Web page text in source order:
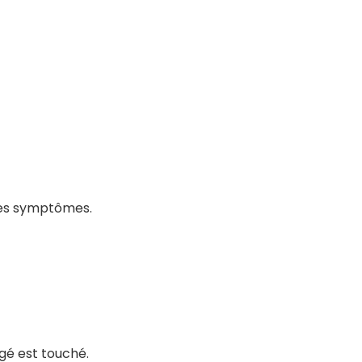
symptômes.
est touché.